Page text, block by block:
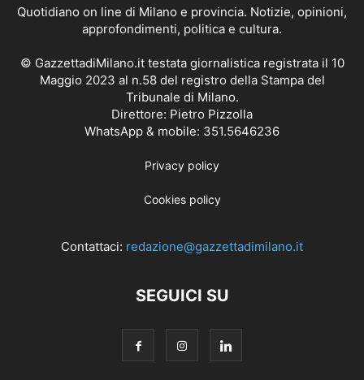
Quotidiano on line di Milano e provincia. Notizie, opinioni,
approfondimenti, politica e cultura.
© GazzettadiMilano.it testata giornalistica registrata il 10
Maggio 2023 al n.58 del registro della Stampa del
Tribunale di Milano.
Direttore: Pietro Pizzolla
WhatsApp & mobile: 351.5646236
Privacy policy
Cookies policy
Contattaci: redazione@gazzettadimilano.it
SEGUICI SU